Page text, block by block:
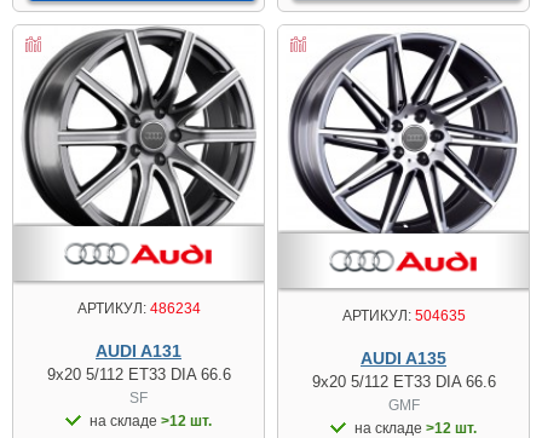
АРТИКУЛ:486234
AUDI A131
9x20 5/112 ET33 DIA 66.6
SF
на складе >12 шт.
АРТИКУЛ:504635
AUDI A135
9x20 5/112 ET33 DIA 66.6
GMF
на складе >12 шт.